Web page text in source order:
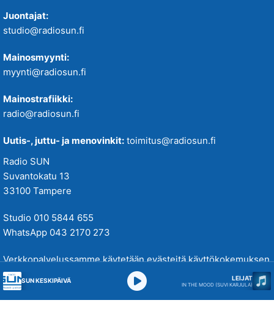
Juontajat:
studio@radiosun.fi
Mainosmyynti:
myynti@radiosun.fi
Mainostrafiikki:
radio@radiosun.fi
Uutis-, juttu- ja menovinkit: toimitus@radiosun.fi
Radio SUN
Suvantokatu 13
33100 Tampere
Studio 010 5844 655
WhatsApp 043 2170 273
Verkkopalvelussamme käytetään evästeitä käyttökokemuksen
parantamiseksi. Tutustu tietosuojakäytäntöihimme
täällä.
SUN KESKIPÄIVÄ LEIJAT
IN THE MOOD (SUVI KARJULA)